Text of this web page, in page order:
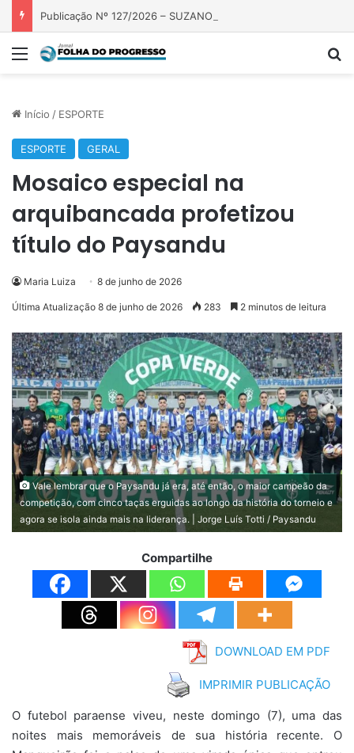
Menu
Início / ESPORTE
ESPORTE GERAL
Mosaico especial na
arquibancada profetizou
título do Paysandu
Maria Luiza 8 de junho de 2026
Última Atualização 8 de junho de 2026 283 2 minutos de leitura
Vale lembrar que o Paysandu já era, até então, o maior campeão da
competição, com cinco taças erguidas ao longo da história do torneio e
agora se isola ainda mais na liderança. | Jorge Luís Totti / Paysandu
Compartilhe
DOWNLOAD EM PDF
IMPRIMIR PUBLICAÇÃO
O futebol paraense viveu, neste domingo (7), uma das
noites mais memoráveis de sua história recente. O